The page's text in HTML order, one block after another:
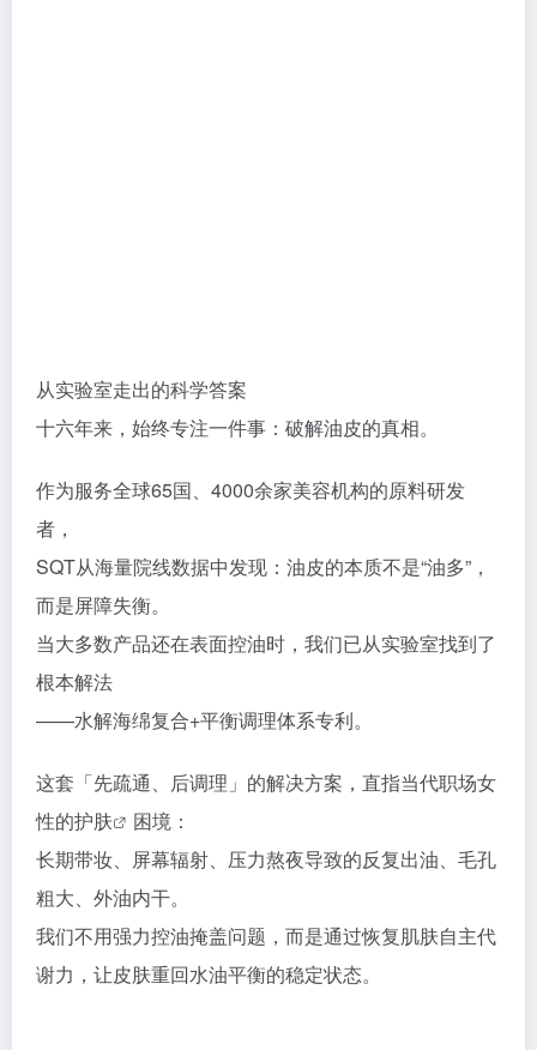
从实验室走出的科学答案
十六年来，始终专注一件事：破解油皮的真相。
作为服务全球65国、4000余家美容机构的原料研发
者，
SQT从海量院线数据中发现：油皮的本质不是“油多”，
而是屏障失衡。
当大多数产品还在表面控油时，我们已从实验室找到了
根本解法
——水解海绵复合+平衡调理体系专利。
这套「先疏通、后调理」的解决方案，直指当代职场女
性的护肤
困境：
长期带妆、屏幕辐射、压力熬夜导致的反复出油、毛孔
粗大、外油内干。
我们不用强力控油掩盖问题，而是通过恢复肌肤自主代
谢力，让皮肤重回水油平衡的稳定状态。